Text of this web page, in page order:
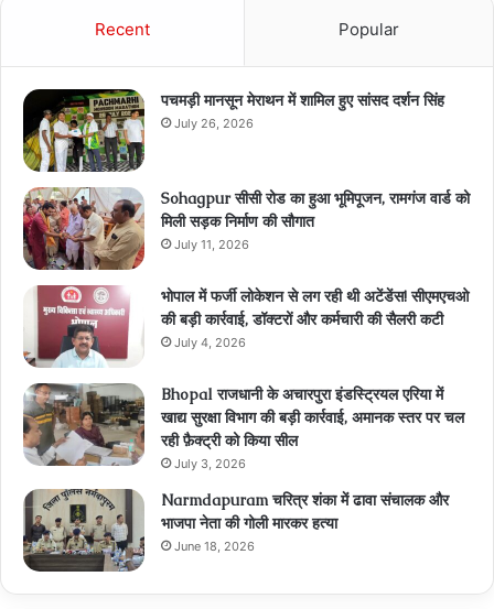
Recent Popular
पचमड़ी मानसून मेराथन में शामिल हुए सांसद दर्शन सिंह
July 26, 2026
Sohagpur सीसी रोड का हुआ भूमिपूजन, रामगंज वार्ड को
मिली सड़क निर्माण की सौगात
July 11, 2026
भोपाल में फर्जी लोकेशन से लग रही थी अटेंडेंस! सीएमएचओ
की बड़ी कार्रवाई, डॉक्टरों और कर्मचारी की सैलरी कटी
July 4, 2026
Bhopal राजधानी के अचारपुरा इंडस्ट्रियल एरिया में
खाद्य सुरक्षा विभाग की बड़ी कार्रवाई, अमानक स्तर पर चल
रही फ़ैक्ट्री को किया सील
July 3, 2026
Narmdapuram चरित्र शंका में ढावा संचालक और
भाजपा नेता की गोली मारकर हत्या
June 18, 2026